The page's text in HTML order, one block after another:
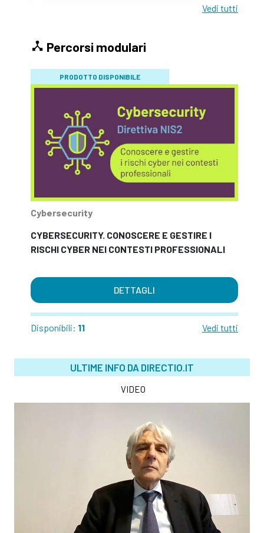
Vedi tutti
Percorsi modulari
PRODOTTO DISPONIBILE
Cybersecurity
CYBERSECURITY. CONOSCERE E GESTIRE I
RISCHI CYBER NEI CONTESTI PROFESSIONALI
DETTAGLI
Disponibili: 11 Vedi tutti
ULTIME INFO DA DIRECTIO.IT
VIDEO